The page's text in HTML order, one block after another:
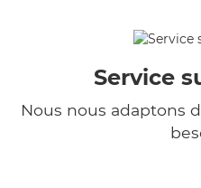
Service
Nous nous adaptons